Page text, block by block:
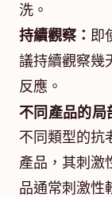
洗。
持續觀察： 即
議持續觀察幾
反應。
不同產品的局
不同類型的抗
產品，其刺激
品通常刺激性